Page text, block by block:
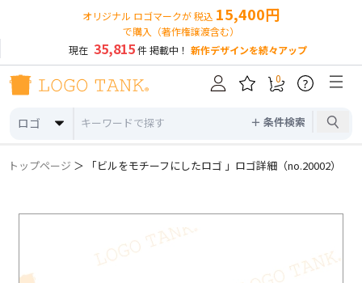
オリジナル ロゴマークが 税込 15,400円
で購入（著作権譲渡含む）
現在 35,815件 掲載中！ 新作デザインを続々アップ
ロゴ ＋ 条件検索
0 ?
トップページ ＞ 「ビルをモチーフにしたロゴ 」ロゴ詳細（no.20002）